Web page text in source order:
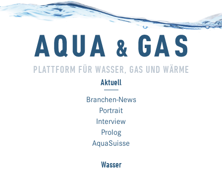
PLATTFORM FÜR WASSER, GAS UND WÄRME
Aktuell
Branchen-News
Portrait
Interview
Prolog
AquaSuisse
Wasser